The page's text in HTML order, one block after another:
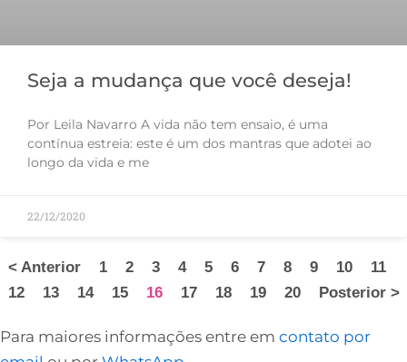
Seja a mudança que você deseja!
Por Leila Navarro A vida não tem ensaio, é uma
contínua estreia: este é um dos mantras que adotei ao
longo da vida e me
22/12/2020
< Anterior 1 2 3 4 5 6 7 8 9 10
11
12
13 14 15 16 17 18 19 20 Posterior >
Para maiores informações entre em contato por